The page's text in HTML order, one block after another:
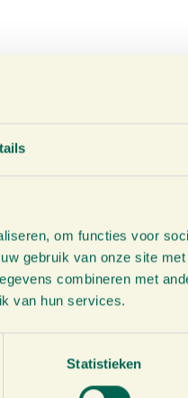
om functies voor
gebruik van onze site
combineren met
van hun services.
Statistieken